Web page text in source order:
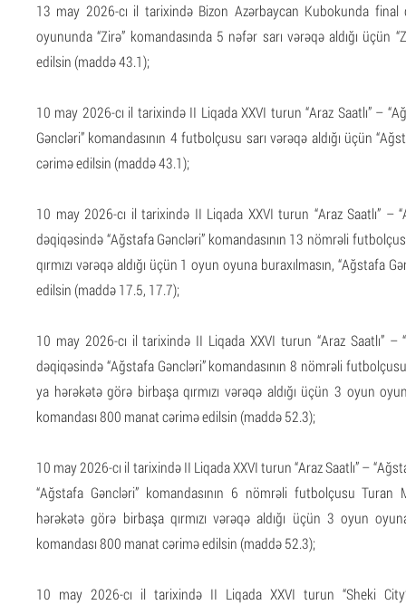
13 may 2026-cı il tarixində Bizon Azərbaycan Kubokunda final
oyununda “Zirə” komandasında 5 nəfər sarı vərəqə aldığı üçün
edilsin (maddə 43.1);
10 may 2026-cı il tarixində II Liqada XXVI turun “Araz Saatlı” –
Gəncləri” komandasının 4 futbolçusu sarı vərəqə aldığı üçün
cərimə edilsin (maddə 43.1);
10 may 2026-cı il tarixində II Liqada XXVI turun “Araz Saatlı” –
dəqiqəsində “Ağstafa Gəncləri” komandasının 13 nömrəli
qırmızı vərəqə aldığı üçün 1 oyun oyuna buraxılmasın, “Ağstafa
edilsin (maddə 17.5, 17.7);
10 may 2026-cı il tarixində II Liqada XXVI turun “Araz Saatlı” –
dəqiqəsində “Ağstafa Gəncləri” komandasının 8 nömrəli
ya hərəkətə görə birbaşa qırmızı vərəqə aldığı üçün 3 oyun
komandası 800 manat cərimə edilsin (maddə 52.3);
10 may 2026-cı il tarixində II Liqada XXVI turun “Araz Saatlı” –
“Ağstafa Gəncləri” komandasının 6 nömrəli futbolçusu
hərəkətə görə birbaşa qırmızı vərəqə aldığı üçün 3 oyun
komandası 800 manat cərimə edilsin (maddə 52.3);
10 may 2026-cı il tarixində II Liqada XXVI turun “Sheki